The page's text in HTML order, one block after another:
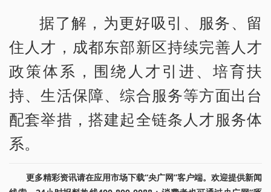
据了解，为更好吸引、服务、留
住人才，成都东部新区持续完善人才
政策体系，围绕人才引进、培育扶
持、生活保障、综合服务等方面出台
配套举措，搭建起全链条人才服务体
系。
更多精彩资讯请在应用市场下载“央广网”客户端。欢迎提供新闻